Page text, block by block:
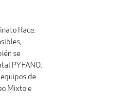
Race.
se
PYFANO.
de
Mixto e